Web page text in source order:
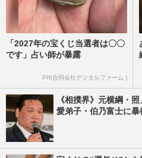
「2027年の宝くじ当選者は〇〇
です」占い師が暴露
PR(合同会社デジタルファーム )
《相撲界》元横綱・
愛弟子・伯乃富士に